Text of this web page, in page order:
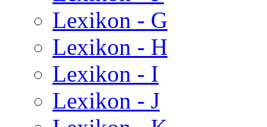
Lexikon - G
Lexikon - H
Lexikon - I
Lexikon - J